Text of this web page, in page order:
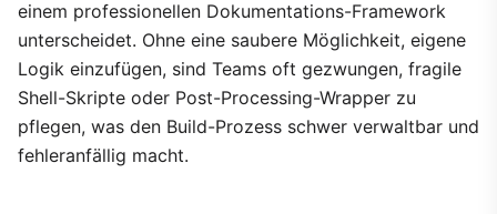
einem professionellen Dokumentations-Framework
unterscheidet. Ohne eine saubere Möglichkeit, eigene
Logik einzufügen, sind Teams oft gezwungen, fragile
Shell-Skripte oder Post-Processing-Wrapper zu
pflegen, was den Build-Prozess schwer verwaltbar und
fehleranfällig macht.